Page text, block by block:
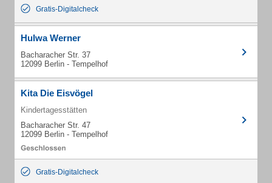
Gratis-Digitalcheck
Hulwa Werner
Bacharacher Str. 37
12099 Berlin - Tempelhof
Kita Die Eisvögel
Kindertagesstätten
Bacharacher Str. 47
12099 Berlin - Tempelhof
Gratis-Digitalcheck